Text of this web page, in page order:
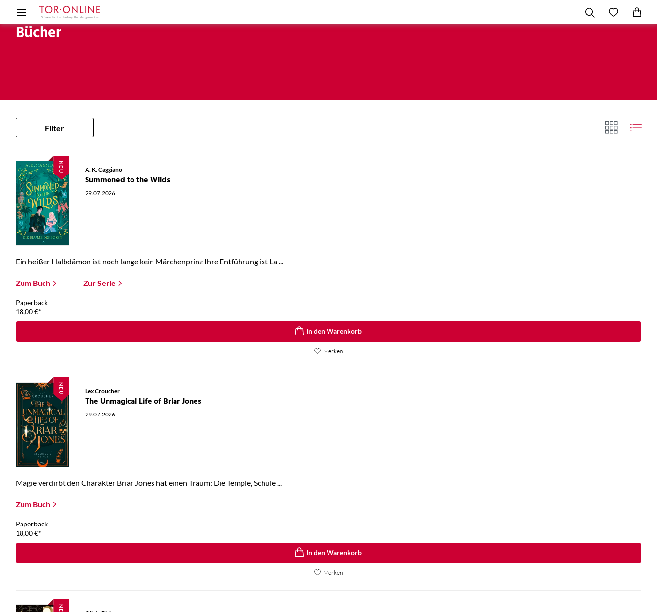
Bücher
Filter
NEU A. K. Caggiano
Summoned to the Wilds
29.07.2026
Ein heißer Halbdämon ist noch lange kein Märchenprinz Ihre Entführung ist La ...
Zum Buch Zur Serie
Paperback
18,00€*
In den Warenkorb
Merken
NEU Lex Croucher
The Unmagical Life of Briar Jones
29.07.2026
Magie verdirbt den Charakter Briar Jones hat einen Traum: Die Temple, Schule ...
Zum Buch
Paperback
18,00€*
In den Warenkorb
Merken